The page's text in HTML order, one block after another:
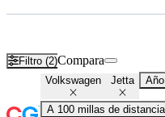
Filtro (2)Compara
Volkswagen Jetta Año
A 100 millas de distancia